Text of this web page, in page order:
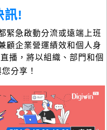
訊!
緊急啟動分流或遠端上班
顧企業營運績效和個人身
播，將以組織、部門和個
分享！